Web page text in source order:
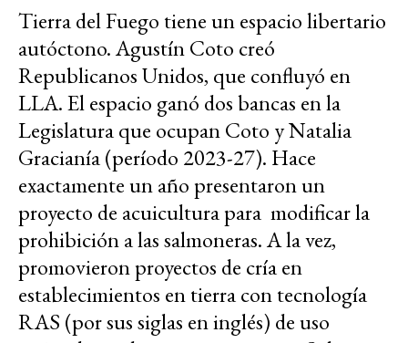
Tierra del Fuego tiene un espacio libertario
autóctono. Agustín Coto creó
Republicanos Unidos, que confluyó en
LLA. El espacio ganó dos bancas en la
Legislatura que ocupan Coto y Natalia
Gracianía (período 2023-27). Hace
exactamente un año presentaron un
proyecto de acuicultura para modificar la
prohibición a las salmoneras. A la vez,
promovieron proyectos de cría en
establecimientos en tierra con tecnología
RAS (por sus siglas en inglés) de uso